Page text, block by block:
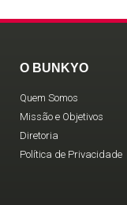
O BUNKYO
Quem Somos
Missão e Objetivos
Diretoria
Política de Privacidade